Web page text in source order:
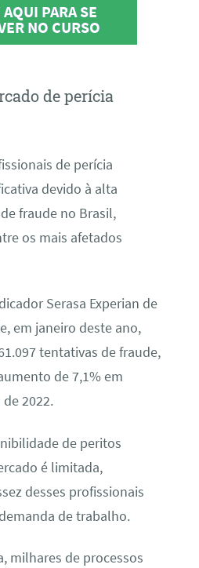
PARA SE
NO CURSO
de perícia
de perícia
devido à alta
fraude no Brasil,
os mais afetados
Serasa Experian de
em janeiro deste ano,
tentativas de fraude,
de 7,1% em
2022.
de peritos
é limitada,
desses profissionais
de trabalho.
milhares de processos